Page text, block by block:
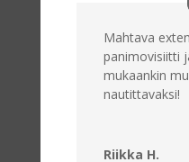
Mahtava
panimovisiitti
mukaankin
nautittavaksi!
Riikka H.